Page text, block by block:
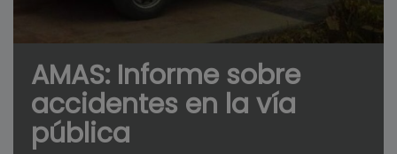
AMAS: Informe sobre
accidentes en la vía
pública